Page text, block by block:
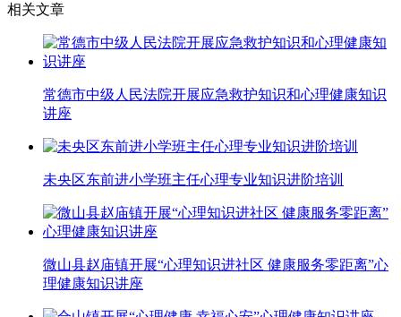
相关文章
常德市中级人民法院开展应急救护知识和心理健康知识
讲座
未央区东前进小学班主任心理专业知识进阶培训
微山县赵庙镇开展“心理知识进社区 健康服务零距离”心
理健康知识讲座